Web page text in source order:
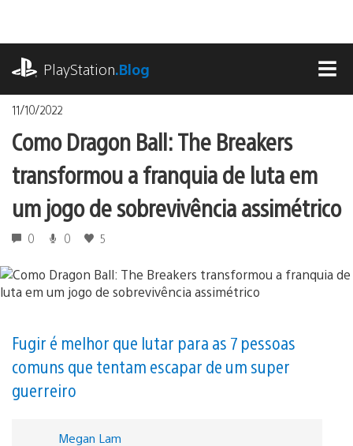
o
conteúdo
PlayStation.Blog
11/10/2022
Como Dragon Ball: The Breakers
transformou a franquia de luta em
um jogo de sobrevivência assimétrico
0 0 5
Fugir é melhor que lutar para as 7 pessoas
comuns que tentam escapar de um super
guerreiro
Megan Lam